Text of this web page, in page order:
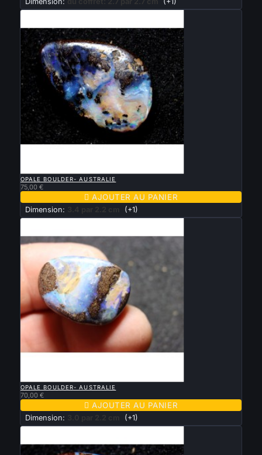
OPALE BOULDER- AUSTRALIE
75,00 €
 AJOUTER AU PANIER
Dimension: 3.4 par 2.2 cm (+1)
OPALE BOULDER- AUSTRALIE
70,00 €
 AJOUTER AU PANIER
Dimension: 3.0 par 2.2 cm (+1)